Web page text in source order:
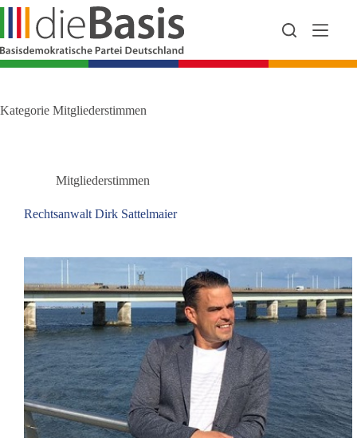
Zum
springen
Kategorie Mitgliederstimmen
Mitgliederstimmen
Rechtsanwalt Dirk Sattelmaier